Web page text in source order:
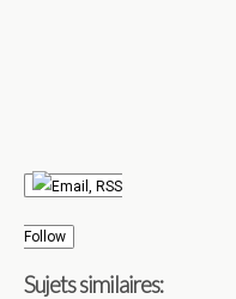
Follow
Sujets similaires: